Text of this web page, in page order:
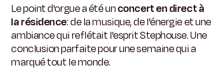
Le point d'orgue a été unconcert en direct à
la résidence: de la musique, de l'énergie et une
ambiance qui reflétait l'esprit Stephouse. Une
conclusion parfaite pour une semaine qui a
marqué tout le monde.